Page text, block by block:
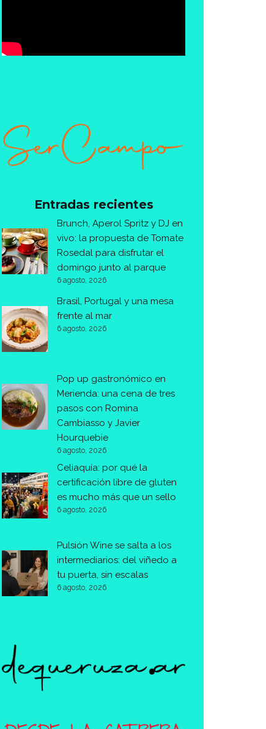
Entradas recientes
Brunch, Aperol Spritz y DJ en
vivo: la propuesta de Tomate
Rosedal para disfrutar el
domingo junto al parque
6 agosto, 2026
Brasil, Portugal y una mesa
frente al mar
6 agosto, 2026
Pop up gastronómico en
Merienda: una cena de tres
pasos con Romina
Cambiasso y Javier
Hourquebie
6 agosto, 2026
Celiaquía: por qué la
certificación libre de gluten
es mucho más que un sello
6 agosto, 2026
Pulsión Wine se salta a los
intermediarios: del viñedo a
tu puerta, sin escalas
6 agosto, 2026